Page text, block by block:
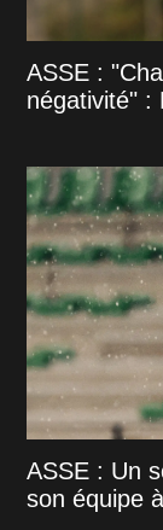
ASSE :
négativité" :
ASSE : Un
son équipe